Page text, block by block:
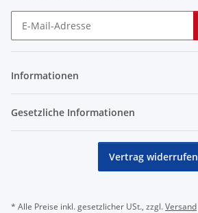
Informationen
Gesetzliche Informationen
Vertrag widerrufen
* Alle Preise inkl. gesetzlicher USt., zzgl.Versand